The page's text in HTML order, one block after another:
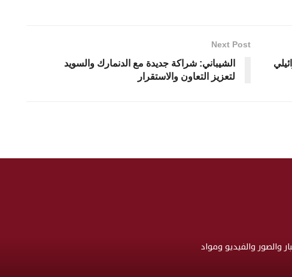
Next Post
الشيباني: شراكة جديدة مع الدنمارك والسويد
لتعزيز التعاون والاستقرار
والصور والفيديو ومواد